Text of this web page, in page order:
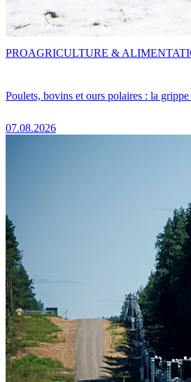
Poulets, bovins et ours polaires : la
07.08.2026
PROAGRICULTURE &